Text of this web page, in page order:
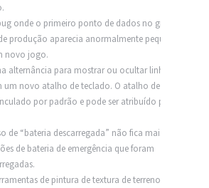
onde o primeiro ponto de dados no gráfico
produção aparecia anormalmente pequeno
novo jogo.
alternância para mostrar ou ocultar linhas de
novo atalho de teclado. O atalho de
por padrão e pode ser atribuído pelo
de “bateria descarregada” não fica mais
de bateria de emergência que foram
de pintura de textura de terreno ao